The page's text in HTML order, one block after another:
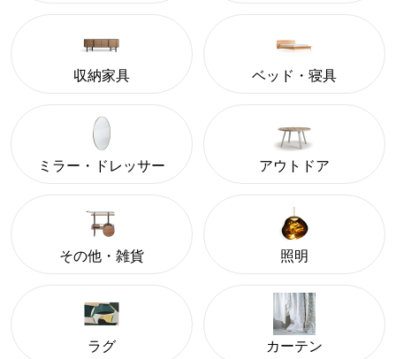
収納家具 ベッド・寝具
ミラー・ドレッサー アウトドア
その他・雑貨 照明
ラグ カーテン